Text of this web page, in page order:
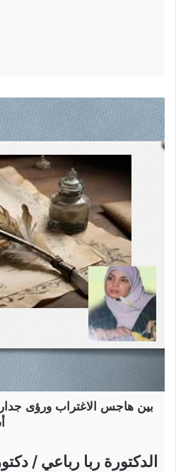
بين هاجس الاغتراب ورؤى
الدكتورة ربا رباعي /